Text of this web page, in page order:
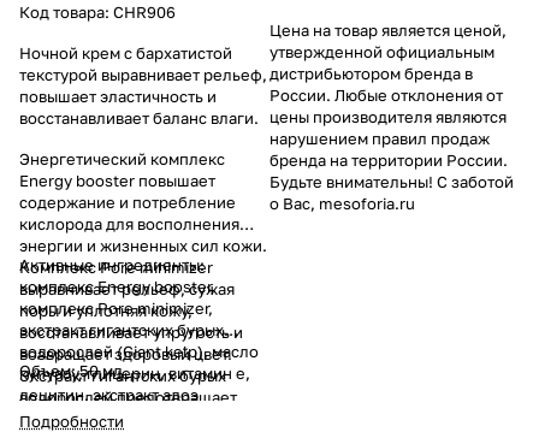
Код товара: CHR906
Ночной крем с бархатистой
текстурой выравнивает рельеф,
повышает эластичность и
восстанавливает баланс влаги.
Энергетический комплекс
Energy booster повышает
содержание и потребление
кислорода для восполнения
энергии и жизненных сил кожи.
Комплекс Pore minimizer
выравнивает рельеф, сужая
поры и уплотняя кожу,
восстанавливает упругость и
возвращает здоровый цвет.
Экстракт гигантских бурых
водорослей предотвращает
старение кожи: оптимизирует
Активные ингредиенты:
комплекс Energy booster,
комплекс Pore minimizer,
экстракт гигантских бурых
водорослей (Giant kelp), масло
купуасу, глицерин, витамин е,
лецитин, экстракт алоэ
барбадосского, экстракт
Объем: 50 мл
Подробности
Цена на товар является ценой,
утвержденной официальным
дистрибьютором бренда в
России. Любые отклонения от
цены производителя являются
нарушением правил продаж
бренда на территории России.
Будьте внимательны! С заботой
о Вас, mesoforia.ru